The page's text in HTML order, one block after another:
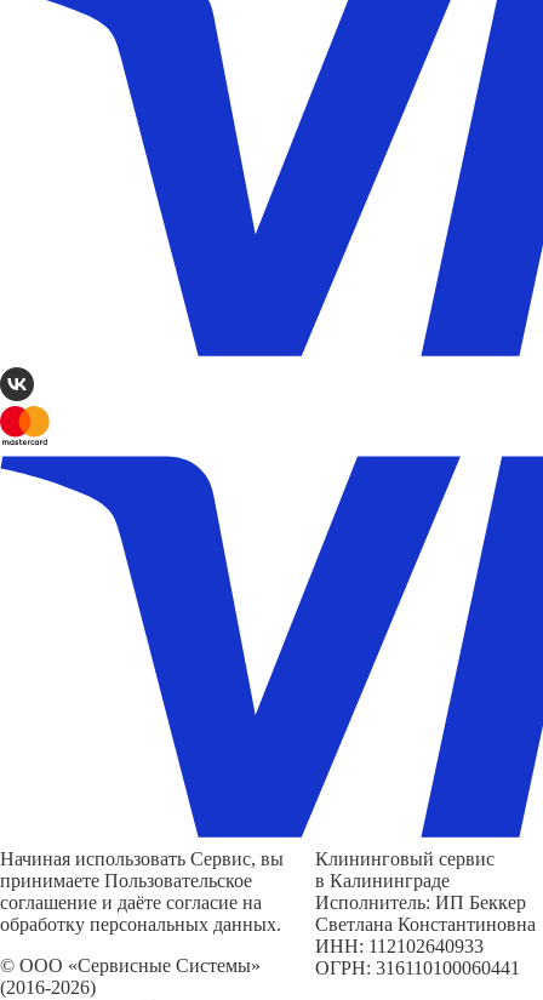
Начиная использовать Сервис, вы
принимаете Пользовательское
соглашение и даёте согласие на
обработку персональных данных.
© ООО «Сервисные Системы»
(2016-2026)
Клининговый сервис
в Калининграде
Исполнитель: ИП Беккер
Светлана Константиновна
ИНН: 112102640933
ОГРН: 316110100060441